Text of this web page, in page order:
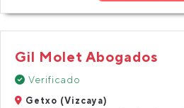
Gil Molet Abogados
Verificado
Getxo (Vizcaya)